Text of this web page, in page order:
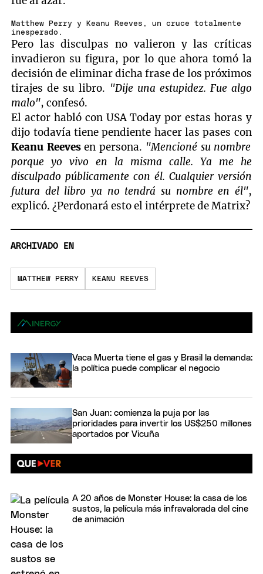
Matthew Perry y Keanu Reeves, un cruce totalmente
inesperado.
Pero las disculpas no valieron y las críticas
invadieron su figura, por lo que ahora tomó la
decisión de eliminar dicha frase de los próximos
tirajes de su libro. "Dije una estupidez. Fue algo
malo", confesó.
El actor habló con USA Today por estas horas y
dijo todavía tiene pendiente hacer las pases con
Keanu Reevesen persona. "Mencioné su nombre
porque yo vivo en la misma calle. Ya me he
disculpado públicamente con él. Cualquier versión
futura del libro ya no tendrá su nombre en él",
explicó. ¿Perdonará esto el intérprete de Matrix?
ARCHIVADO EN
MATTHEW PERRY KEANU REEVES
Vaca Muerta tiene el gas y Brasil la demanda:
la política puede complicar el negocio
San Juan: comienza la puja por las
prioridades para invertir los US$250 millones
aportados por Vicuña
A 20 años de Monster House: la casa de los
sustos, la película más infravalorada del cine
de animación